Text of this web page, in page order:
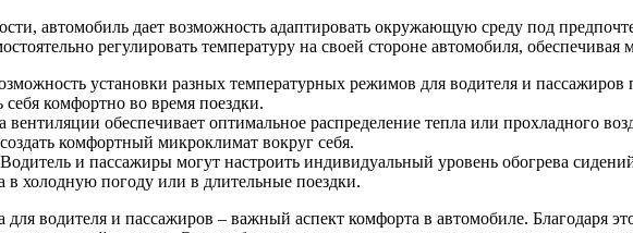
автомобиль дает возможность адаптировать окружающую среду под
регулировать температуру на своей стороне автомобиля,
установки разных температурных режимов для водителя и
комфортно во время поездки.
обеспечивает оптимальное распределение тепла или прохладного
комфортный микроклимат вокруг себя.
и пассажиры могут настроить индивидуальный уровень обогрева
холодную погоду или в длительные поездки.
для водителя и пассажиров – важный аспект комфорта в автомобиле. Благодаря